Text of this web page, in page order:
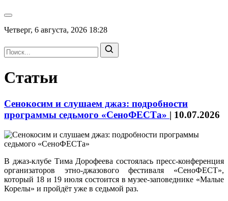
Четверг, 6 августа, 2026 18:28
Статьи
Сенокосим и слушаем джаз: подробности
программы седьмого «СеноФЕСТа» | 10.07.2026
В джаз-клубе Тима Дорофеева состоялась пресс-конференция
организаторов этно-джазового фестиваля «СеноФЕСТ»,
который 18 и 19 июля состоится в музее-заповеднике «Малые
Корелы» и пройдёт уже в седьмой раз.